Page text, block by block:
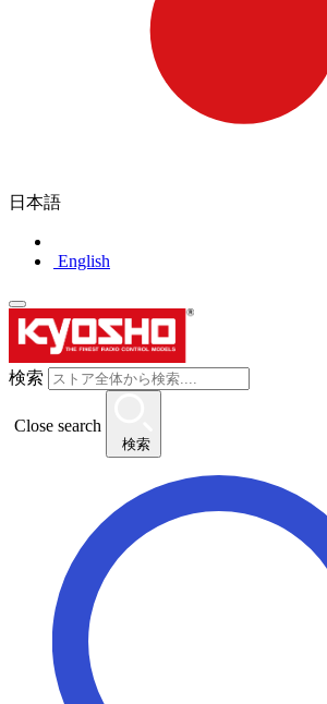
日本語
English
検索
Close search
検索